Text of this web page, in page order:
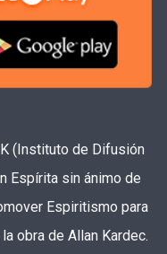
(Instituto de Difusión
Espírita sin ánimo de
Espiritismo para
obra de Allan Kardec.